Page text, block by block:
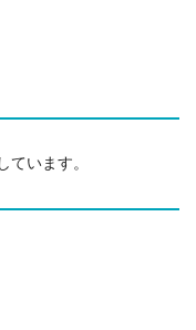
います。